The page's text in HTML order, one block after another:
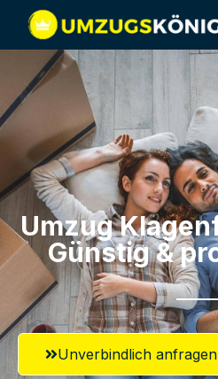
Umzug
Günstig &
Unverbindlich anfragen